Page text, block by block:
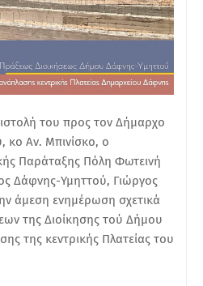
του προς τον Δήμαρχο
Αν. Μπινίσκο, ο
Παράταξης Πόλη Φωτεινή
Δάφνης-Υμηττού, Γιώργος
άμεση ενημέρωση σχετικά
της Διοίκησης τού Δήμου
της κεντρικής Πλατείας του